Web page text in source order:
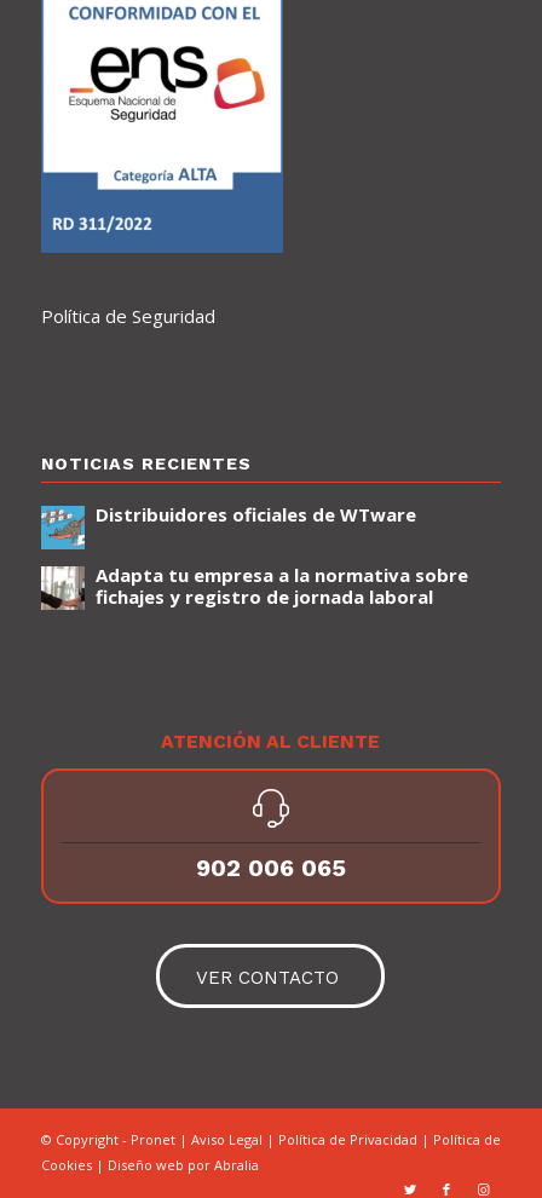
Política de Seguridad
NOTICIAS RECIENTES
Distribuidores oficiales de WTware
Adapta tu empresa a la normativa sobre
fichajes y registro de jornada laboral
ATENCIÓN AL CLIENTE
902 006 065
VER CONTACTO
© Copyright - Pronet | Aviso Legal | Política de Privacidad | Política de
Cookies | Diseño web por Abralia